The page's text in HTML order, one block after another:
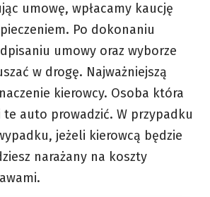
umowę, wpłacamy kaucję
Po dokonaniu
umowy oraz wyborze
w drogę. Najważniejszą
kierowcy. Osoba która
auto prowadzić. W przypadku
jeżeli kierowcą będzie
narażany na koszty